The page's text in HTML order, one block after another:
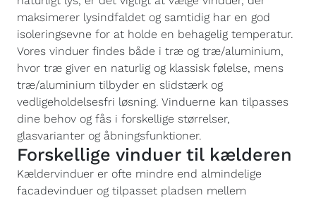
maksimerer lysindfaldet og samtidig har en god
isoleringsevne for at holde en behagelig temperatur.
Vores vinduer findes både i træ og træ/aluminium,
hvor træ giver en naturlig og klassisk følelse, mens
træ/aluminium tilbyder en slidstærk og
vedligeholdelsesfri løsning. Vinduerne kan tilpasses
dine behov og fås i forskellige størrelser,
glasvarianter og åbningsfunktioner.
Forskellige vinduer til kælderen
Kældervinduer er ofte mindre end almindelige
facadevinduer og tilpasset pladsen mellem